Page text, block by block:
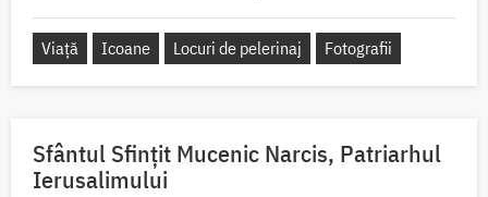
Viață Icoane Locuri de pelerinaj Fotografii
Sfântul Sfinţit Mucenic Narcis, Patriarhul
Ierusalimului